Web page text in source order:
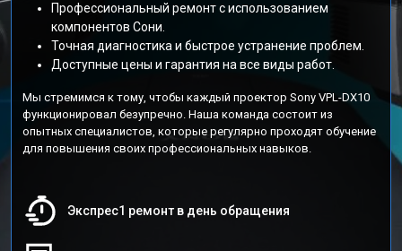
Профессиональный ремонт с использованием
компонентов Сони.
Точная диагностика и быстрое устранение проблем.
Доступные цены и гарантия на все виды работ.
Мы стремимся к тому, чтобы каждый проектор Sony VPL-DX10
функционировал безупречно. Наша команда состоит из
опытных специалистов, которые регулярно проходят обучение
для повышения своих профессиональных навыков.
Экспрес1 ремонт в день обращения